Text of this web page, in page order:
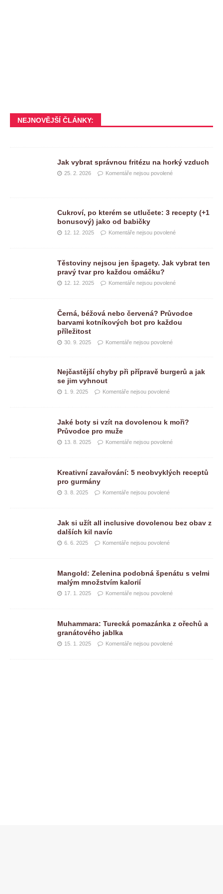
NEJNOVĚJŠÍ ČLÁNKY:
Jak vybrat správnou fritézu na horký vzduch
25. 2. 2026 Komentáře nejsou povolené
Cukroví, po kterém se utlučete: 3 recepty (+1
bonusový) jako od babičky
12. 12. 2025 Komentáře nejsou povolené
Těstoviny nejsou jen špagety. Jak vybrat ten
pravý tvar pro každou omáčku?
12. 12. 2025 Komentáře nejsou povolené
Černá, béžová nebo červená? Průvodce
barvami kotníkových bot pro každou
příležitost
30. 9. 2025 Komentáře nejsou povolené
Nejčastější chyby při přípravě burgerů a jak
se jim vyhnout
1. 9. 2025 Komentáře nejsou povolené
Jaké boty si vzít na dovolenou k moři?
Průvodce pro muže
13. 8. 2025 Komentáře nejsou povolené
Kreativní zavařování: 5 neobvyklých receptů
pro gurmány
3. 8. 2025 Komentáře nejsou povolené
Jak si užít all inclusive dovolenou bez obav z
dalších kil navíc
6. 6. 2025 Komentáře nejsou povolené
Mangold: Zelenina podobná špenátu s velmi
malým množstvím kalorií
17. 1. 2025 Komentáře nejsou povolené
Muhammara: Turecká pomazánka z ořechů a
granátového jablka
15. 1. 2025 Komentáře nejsou povolené